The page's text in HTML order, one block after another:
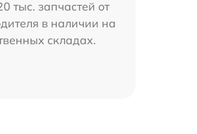
тыс. запчастей от
в наличии на
складах.